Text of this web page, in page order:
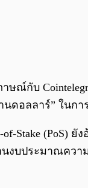
าษณ์กับ
ดอลลาร์” ในกา
Stake (PoS)
งบประมาณค